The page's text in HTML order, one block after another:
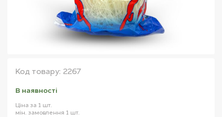
Код товару: 2267
В наявностi
Ціна за 1 шт.
мін. замовлення 1 шт.